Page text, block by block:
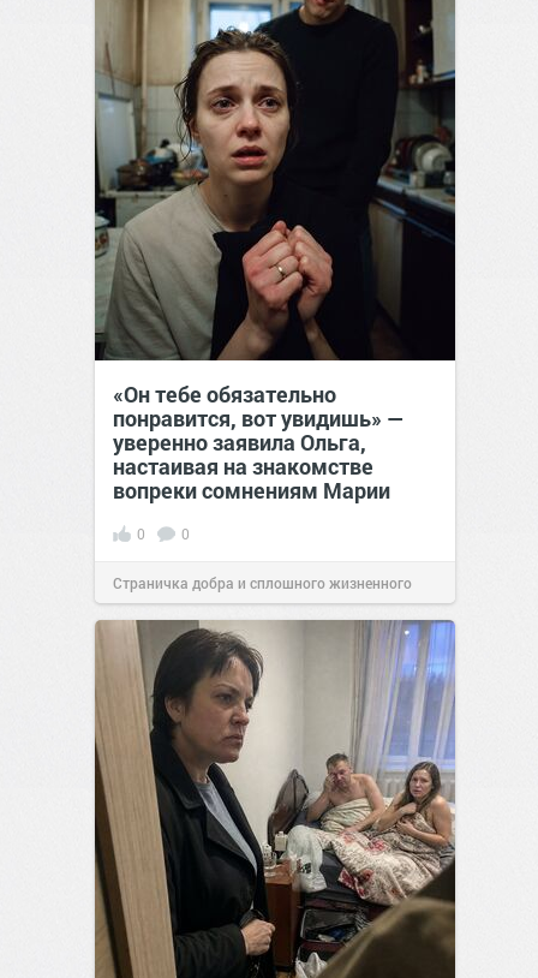
«Он тебе обязательно
понравится, вот увидишь» —
уверенно заявила Ольга,
настаивая на знакомстве
вопреки сомнениям Марии
0 0
Страничка добра и сплошного жизненного
позитива!12:38Сегодня